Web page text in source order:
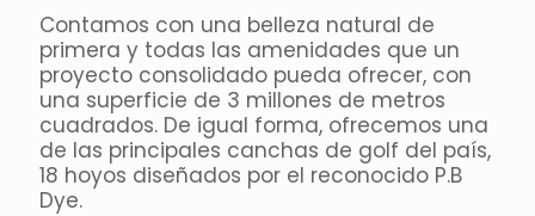
Contamos con una belleza natural de
primera y todas las amenidades que un
proyecto consolidado pueda ofrecer, con
una superficie de 3 millones de metros
cuadrados. De igual forma, ofrecemos una
de las principales canchas de golf del país,
18 hoyos diseñados por el reconocido P.B
Dye.